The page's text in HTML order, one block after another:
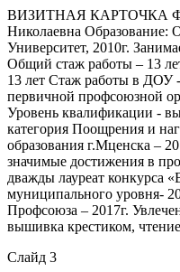
ВИЗИТНАЯ КАРТОЧКА
Николаевна Образование:
Университет, 2010г.
Общий стаж работы – 13
13 лет Стаж работы в ДОУ
первичной профсоюзной
Уровень квалификации -
категория Поощрения и
образования г.Мценска –
значимые достижения в
дважды лауреат конкурса
муниципального уровня-
Профсоюза – 2017г.
вышивка крестиком,
Слайд 3